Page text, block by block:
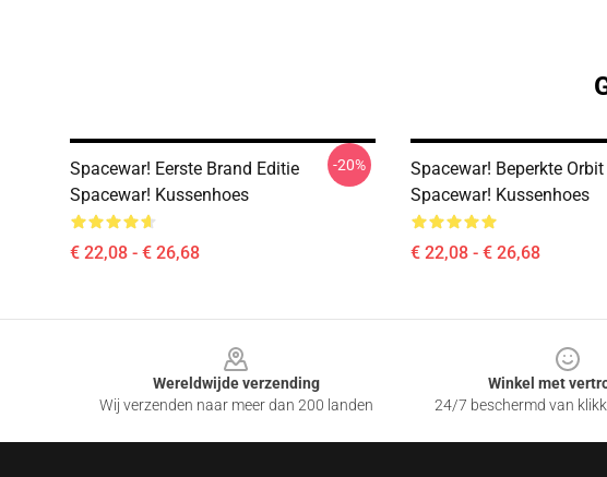
Spacewar! Eerste Brand Editie
Spacewar! Kussenhoes
€ 22,08 - € 26,68
-20%
Spacewar! Beperkte
Spacewar! Kussenhoes
€ 22,08 - € 26,68
Wereldwijde verzending
Wij verzenden naar meer dan 200 landen
Winkel met
24/7 beschermd van